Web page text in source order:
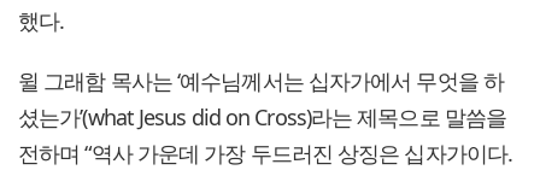
했다.
윌 그래함 목사는 ‘예수님께서는 십자가에서 무엇을 하
셨는가’(what Jesus did on Cross)라는 제목으로 말씀을
전하며 “역사 가운데 가장 두드러진 상징은 십자가이다.